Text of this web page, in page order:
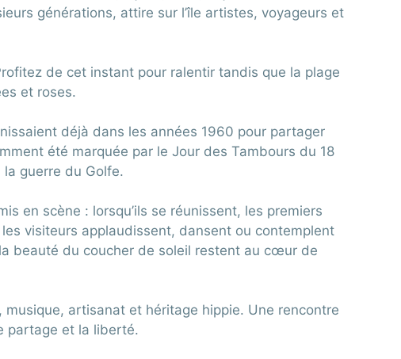
générations, attire sur l’île artistes, voyageurs et
de cet instant pour ralentir tandis que la plage
et roses.
déjà dans les années 1960 pour partager
été marquée par le Jour des Tambours du 18
la guerre du Golfe.
en scène : lorsqu’ils se réunissent, les premiers
visiteurs applaudissent, dansent ou contemplent
beauté du coucher de soleil restent au cœur de
artisanat et héritage hippie. Une rencontre
partage et la liberté.